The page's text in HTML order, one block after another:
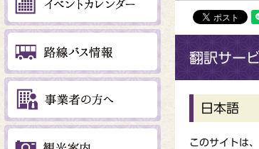
翻訳サー
日本語
このサイトは